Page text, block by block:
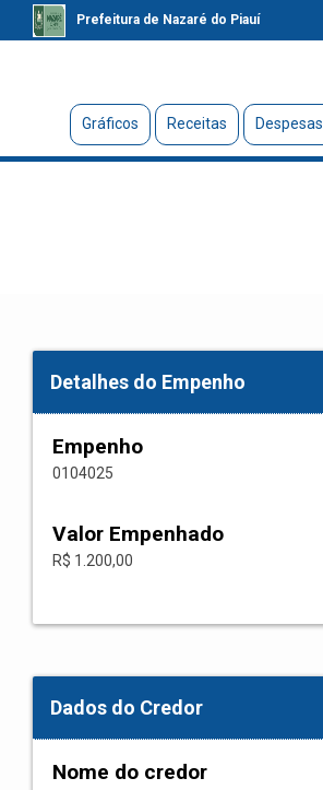
Prefeitura de Nazaré do Piauí
Gráficos Receitas Despesas
Detalhes do Empenho
Empenho
0104025
Valor Empenhado
R$ 1.200,00
Dados do Credor
Nome do credor